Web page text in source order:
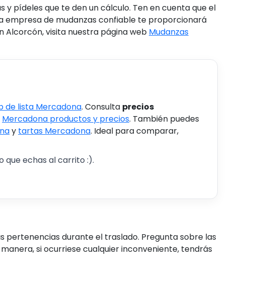
pídeles que te den un cálculo. Ten en cuenta que el
empresa de mudanzas confiable te proporcionará
Alcorcón, visita nuestra página web Mudanzas
de lista Mercadona. Consulta precios
Mercadona productos y precios. También puedes
y tartas Mercadona. Ideal para comparar,
que echas al carrito :).
pertenencias durante el traslado. Pregunta sobre las
si ocurriese cualquier inconveniente, tendrás